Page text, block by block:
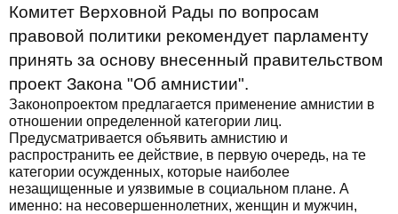
Комитет Верховной Рады по вопросам
правовой политики рекомендует парламенту
принять за основу внесенный правительством
проект Закона "Об амнистии".
Законопроектом предлагается применение амнистии в
отношении определенной категории лиц.
Предусматривается объявить амнистию и
распространить ее действие, в первую очередь, на те
категории осужденных, которые наиболее
незащищенные и уязвимые в социальном плане. А
именно: на несовершеннолетних, женщин и мужчин,